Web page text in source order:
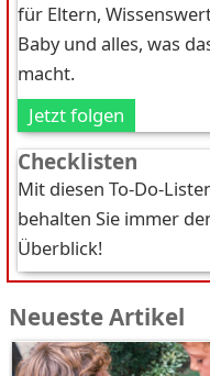
für Eltern,
Baby und alles, was
macht.
Jetzt folgen
Checklisten
Mit diesen To-Do-
behalten Sie immer
Überblick!
Neueste Artikel